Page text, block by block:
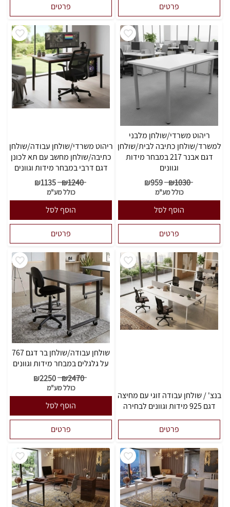
פרטים פרטים
ריהוט משרדי/שולחן מלבני
למשרד/שולחן כתיבה לבית/שולחן
דגם אבנר 217 במבחר מידות
וגוונים
₪1030
₪959
כולל מע"מ
הוסף לסל
פרטים
ריהוט משרדי/שולחן עבודה/שולחן
כתיבה/שולחן מחשב עם תא לכונן
דגם דרבי במבחר מידות וגוונים
₪1240
₪1135
כולל מע"מ
הוסף לסל
פרטים
בנצ' / שולחן עבודה זוגי עם מחיצה
דגם 925 מידות וגוונים לבחירה
פרטים
שולחן עבודה/שולחן בר דגם 767
על גלגלים במבחר מידות וגוונים
₪2470
₪2250
כולל מע"מ
הוסף לסל
פרטים